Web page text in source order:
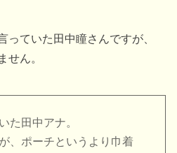
っていた田中瞳さんですが、
せん。
た田中アナ。
、ポーチというより巾着